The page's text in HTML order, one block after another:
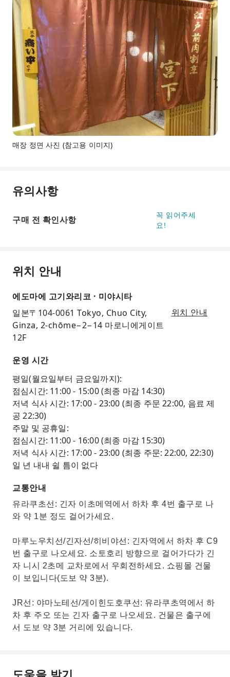
매장 정면 사진 (참고용 이미지)
유의사항
구매 전 확인사항
꼭 읽어주세
요!
위치 안내
에도마에 고기와리코 · 미야시타
일본〒104-0061 Tokyo, Chuo City,
Ginza, 2-chōme−2−14 마로니에게이트
12F
위치 안내
운영 시간
평일(월요일부터 금요일까지):
점심시간: 11:00 - 15:00 (최종 마감 14:30)
저녁 식사 시간: 17:00 - 23:00 (최종 주문 22:00, 음료 제
공 22:30)
주말 및 공휴일:
점심시간: 11:00 - 16:00 (최종 마감 15:30)
저녁 식사 시간: 17:00 - 23:00 (최종 주문: 22:00, 22:30)
일 년 내내 쉴 틈이 없다
교통안내
유라쿠초선: 긴자 이초메역에서 하차 후 4번 출구로 나
와 약 1분 정도 걸어가세요.
마루노우치선/긴자선/히비야선: 긴자역에서 하차 후 C9
번 출구로 나오세요. 소토호리 방향으로 걸어가다가 긴
자 니시 2초메 교차로에서 우회전하세요. 쇼핑몰 건물
이 보입니다(도보 약 3분).
JR선: 야마노테선/게이힌도호쿠선: 유라쿠초역에서 하
차 후 주오 또는 긴자 출구로 나오세요. 건물은 출구에
서 도보 약 3분 거리에 있습니다.
도움을 받기